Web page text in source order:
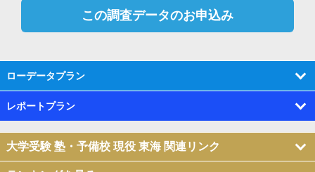
ローデータプラン
レポートプラン
大学受験 塾・予備校 現役 東海 関連リンク